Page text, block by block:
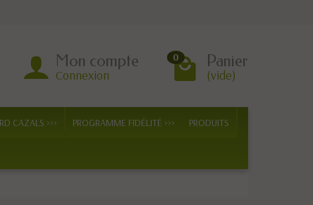
Mon compte
Connexion
0 Panier
(vide)
CAZALS >>> PROGRAMME FIDÉLITÉ >>> PRODUITS